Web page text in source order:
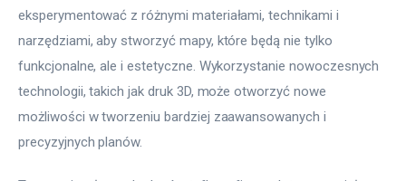
eksperymentować z różnymi materiałami, technikami i
narzędziami, aby stworzyć mapy, które będą nie tylko
funkcjonalne, ale i estetyczne. Wykorzystanie nowoczesnych
technologii, takich jak druk 3D, może otworzyć nowe
możliwości w tworzeniu bardziej zaawansowanych i
precyzyjnych planów.